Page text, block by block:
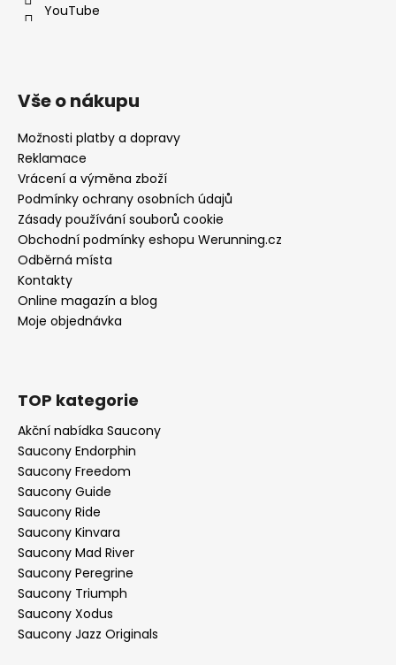
YouTube
Vše o nákupu
Možnosti platby a dopravy
Reklamace
Vrácení a výměna zboží
Podmínky ochrany osobních údajů
Zásady používání souborů cookie
Obchodní podmínky eshopu Werunning.cz
Odběrná místa
Kontakty
Online magazín a blog
Moje objednávka
TOP kategorie
Akční nabídka Saucony
Saucony Endorphin
Saucony Freedom
Saucony Guide
Saucony Ride
Saucony Kinvara
Saucony Mad River
Saucony Peregrine
Saucony Triumph
Saucony Xodus
Saucony Jazz Originals